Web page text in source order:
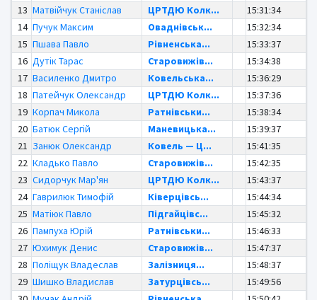
13 Матвійчук Станіслав ЦРТДЮ Колк...
15:31:34
14 Пучук Максим Оваднівськ...
15:32:34
15 Пшава Павло Рівненська...
15:33:37
16 Дутік Тарас Старовижів...
15:34:38
17 Василенко Дмитро Ковельська...
15:36:29
18 Патейчук Олександр ЦРТДЮ Колк...
15:37:36
19 Корпач Микола Ратнівськи...
15:38:34
20 Батюк Сергій Маневицька...
15:39:37
21 Занюк Олександр Ковель — Ц...
15:41:35
22 Кладько Павло Старовижів...
15:42:35
23 Сидорчук Мар'ян ЦРТДЮ Колк...
15:43:37
24 Гаврилюк Тимофій Ківерцівсь...
15:44:34
25 Матіюк Павло Підгайцівс...
15:45:32
26 Пампуха Юрій Ратнівськи...
15:46:33
27 Юхимук Денис Старовижів...
15:47:37
28 Поліщук Владеслав Залізниця...
15:48:37
29 Шишко Владислав Затурцівсь...
15:49:56